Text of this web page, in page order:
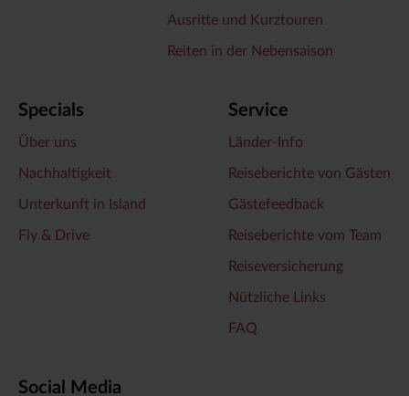
Ausritte und Kurztouren
Reiten in der Nebensaison
Specials
Über uns
Nachhaltigkeit
Unterkunft in Island
Fly & Drive
Service
Länder-Info
Reiseberichte von Gästen
Gästefeedback
Reiseberichte vom Team
Reiseversicherung
Nützliche Links
FAQ
Social Media